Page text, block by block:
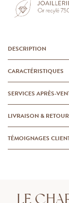
DESCRIPTION
CARACTÉRISTIQUES
SERVICES APRÈS-
LIVRAISON & RETOUR
TÉMOIGNAGES
LE